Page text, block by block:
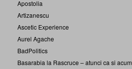
Apostolia
Artizanescu
Ascetic Experience
Aurel Agache
BadPolitics
Basarabia la Rascruce – atunci ca si acum